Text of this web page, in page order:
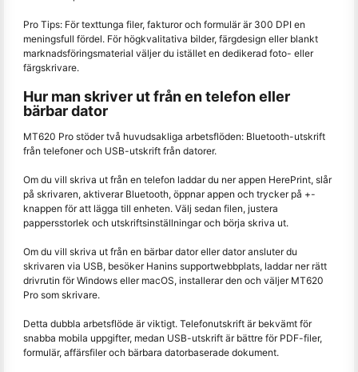
Pro Tips: För texttunga filer, fakturor och formulär är 300 DPI en
meningsfull fördel. För högkvalitativa bilder, färgdesign eller blankt
marknadsföringsmaterial väljer du istället en dedikerad foto- eller
färgskrivare.
Hur man skriver ut från en telefon eller
bärbar dator
MT620 Pro stöder två huvudsakliga arbetsflöden: Bluetooth-utskrift
från telefoner och USB-utskrift från datorer.
Om du vill skriva ut från en telefon laddar du ner appen HerePrint, slår
på skrivaren, aktiverar Bluetooth, öppnar appen och trycker på +-
knappen för att lägga till enheten. Välj sedan filen, justera
pappersstorlek och utskriftsinställningar och börja skriva ut.
Om du vill skriva ut från en bärbar dator eller dator ansluter du
skrivaren via USB, besöker Hanins supportwebbplats, laddar ner rätt
drivrutin för Windows eller macOS, installerar den och väljer MT620
Pro som skrivare.
Detta dubbla arbetsflöde är viktigt. Telefonutskrift är bekvämt för
snabba mobila uppgifter, medan USB-utskrift är bättre för PDF-filer,
formulär, affärsfiler och bärbara datorbaserade dokument.